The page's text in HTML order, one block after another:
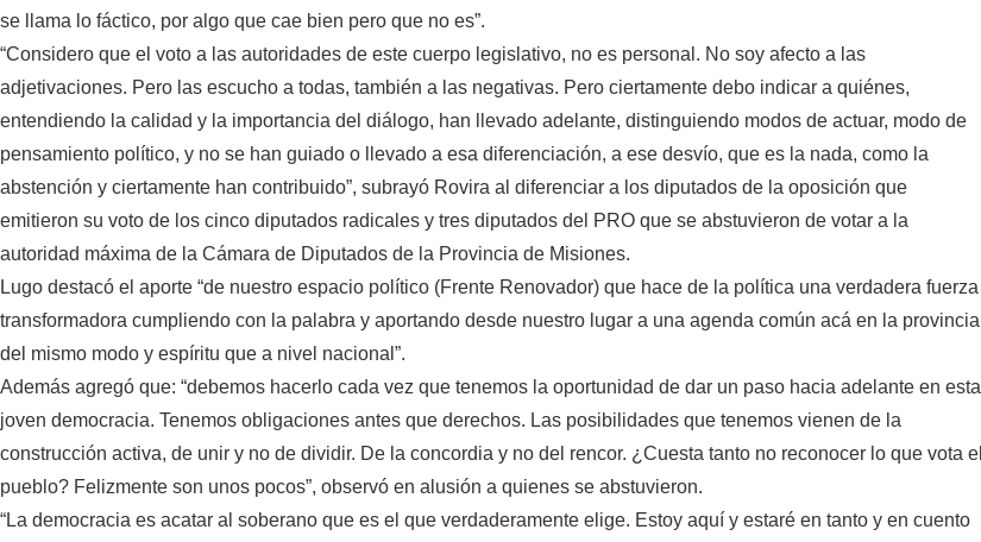
se llama lo fáctico, por algo que cae bien pero que no es”.
“Considero que el voto a las autoridades de este cuerpo legislativo, no es personal. No soy afecto a las
adjetivaciones. Pero las escucho a todas, también a las negativas. Pero ciertamente debo indicar a quiénes,
entendiendo la calidad y la importancia del diálogo, han llevado adelante, distinguiendo modos de actuar, modo de
pensamiento político, y no se han guiado o llevado a esa diferenciación, a ese desvío, que es la nada, como la
abstención y ciertamente han contribuido”, subrayó Rovira al diferenciar a los diputados de la oposición que
emitieron su voto de los cinco diputados radicales y tres diputados del PRO que se abstuvieron de votar a la
autoridad máxima de la Cámara de Diputados de la Provincia de Misiones.
Lugo destacó el aporte “de nuestro espacio político (Frente Renovador) que hace de la política una verdadera fuerza
transformadora cumpliendo con la palabra y aportando desde nuestro lugar a una agenda común acá en la provincia
del mismo modo y espíritu que a nivel nacional”.
Además agregó que: “debemos hacerlo cada vez que tenemos la oportunidad de dar un paso hacia adelante en esta
joven democracia. Tenemos obligaciones antes que derechos. Las posibilidades que tenemos vienen de la
construcción activa, de unir y no de dividir. De la concordia y no del rencor. ¿Cuesta tanto no reconocer lo que vota el
pueblo? Felizmente son unos pocos”, observó en alusión a quienes se abstuvieron.
“La democracia es acatar al soberano que es el que verdaderamente elige. Estoy aquí y estaré en tanto y en cuento